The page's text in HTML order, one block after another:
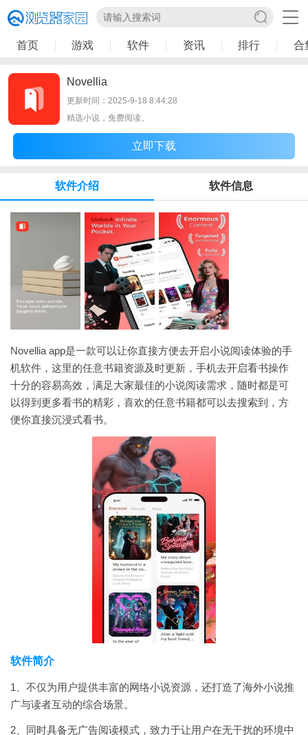
首页 游戏 软件 资讯 排行 合
Novellia
更新时间：2025-9-18 8:44:28
精选小说，免费阅读。
立即下载
软件介绍 软件信息
Novellia app是一款可以让你直接方便去开启小说阅读体验的手
机软件，这里的任意书籍资源及时更新，手机去开启看书操作
十分的容易高效，满足大家最佳的小说阅读需求，随时都是可
以得到更多看书的精彩，喜欢的任意书籍都可以去搜索到，方
便你直接沉浸式看书。
软件简介
1、不仅为用户提供丰富的网络小说资源，还打造了海外小说推
广与读者互动的综合场景。
2、同时具备无广告阅读模式，致力于让用户在无干扰的环境中